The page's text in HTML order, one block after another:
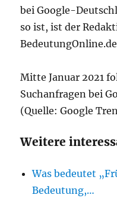
bei Google-
so ist, ist der
Mitte Januar 2021
Suchanfragen bei
(Quelle: Google
Weitere
Was bedeutet
Bedeutung,…